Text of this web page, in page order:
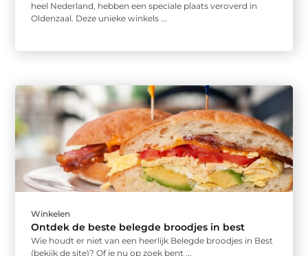
heel Nederland, hebben een speciale plaats veroverd in
Oldenzaal. Deze unieke winkels ...
Winkelen
Ontdek de beste belegde broodjes in best
Wie houdt er niet van een heerlijk Belegde broodjes in Best
(bekijk de site)? Of je nu op zoek bent ...